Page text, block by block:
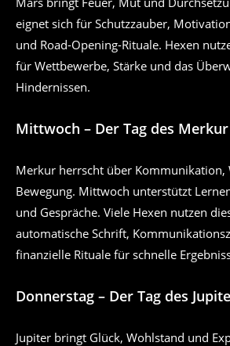
eignet sich für Schutzzauber,
und Road-Opening-Rituale. Hexen
für Wettbewerbe, Stärke und das
Hindernissen.
Mittwoch – Der Tag des Merkur
Merkur herrscht über Kommunikation,
Bewegung. Mittwoch unterstützt
und Gespräche. Viele Hexen nutzen
automatische Schrift,
finanzielle Rituale für schnelle
Donnerstag – Der Tag des
Jupiter bringt Glück, Wohlstand und